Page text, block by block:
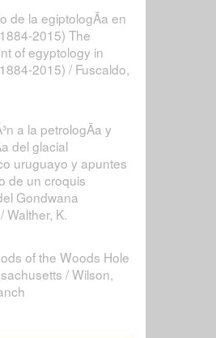
de la egiptologÃ­a en
2015) The
of egyptology in
2015) / Fuscaldo,
a la petrologÃ­a y
del glacial
uruguayo y apuntes
de un croquis
Gondwana
Walther, K.
of the Woods Hole
/ Wilson,